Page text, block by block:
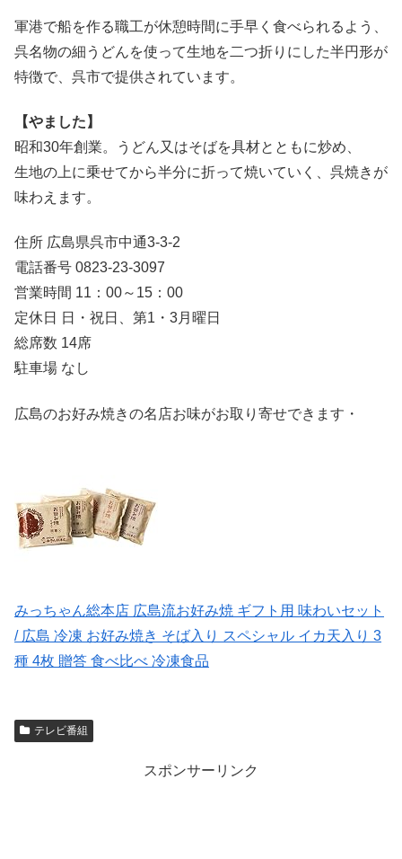
軍港で船を作る職工が休憩時間に手早く食べられるよう、
呉名物の細うどんを使って生地を二つ折りにした半円形が
特徴で、呉市で提供されています。
【やました】
昭和30年創業。うどん又はそばを具材とともに炒め、
生地の上に乗せてから半分に折って焼いていく、呉焼きが
味わえます。
住所 広島県呉市中通3-3-2
電話番号 0823-23-3097
営業時間 11：00～15：00
定休日 日・祝日、第1・3月曜日
総席数 14席
駐車場 なし
広島のお好み焼きの名店お味がお取り寄せできます・
みっちゃん総本店 広島流お好み焼 ギフト用 味わいセット
/ 広島 冷凍 お好み焼き そば入り スペシャル イカ天入り 3
種 4枚 贈答 食べ比べ 冷凍食品
テレビ番組
スポンサーリンク